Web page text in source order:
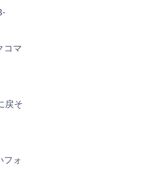
コマ
戻そ
フォ